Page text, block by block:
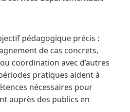
pédagogique précis :
de cas concrets,
coordination avec d’autres
pratiques aident à
nécessaires pour
auprès des publics en